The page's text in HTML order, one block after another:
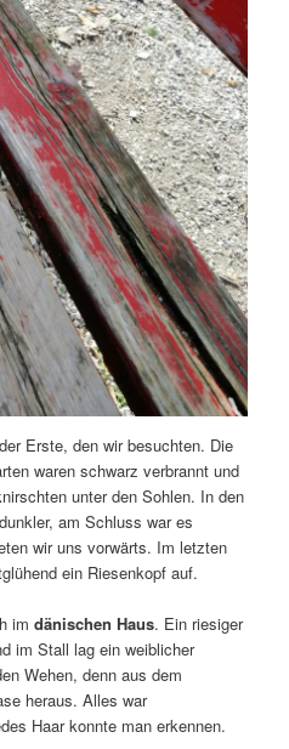
Erste, den wir besuchten. Die
waren schwarz verbrannt und
unter den Sohlen. In den
am Schluss war es
wir uns vorwärts. Im letzten
ein Riesenkopf auf.
imdänischen Haus. Ein riesiger
im Stall lag ein weiblicher
Wehen, denn aus dem
heraus. Alles war
Haar konnte man erkennen.